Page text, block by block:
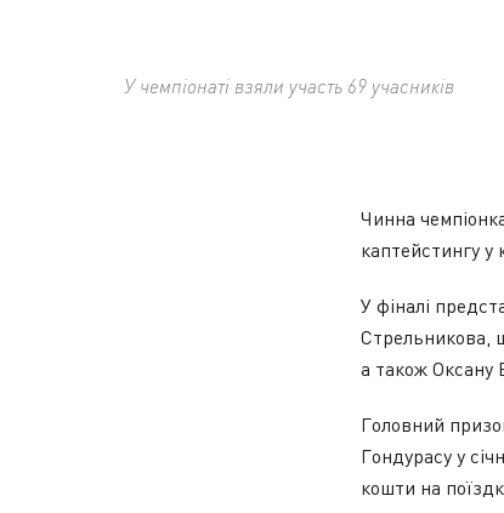
У чемпіонаті взяли участь 69 учасників
Чинна
каптейстингу у
У фіналі
Стрельникова,
а також Оксану
Головний
Гондурасу у
кошти на